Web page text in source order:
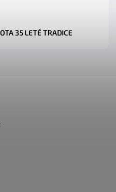
35 LETÉ TRADICE